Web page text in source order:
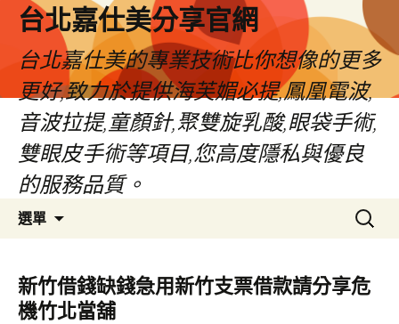
內
台北嘉仕美分享官網
台北嘉仕美的專業技術比你想像的更多
更好,致力於提供海芙媚必提,鳳凰電波,
音波拉提,童顏針,聚雙旋乳酸,眼袋手術,
雙眼皮手術等項目,您高度隱私與優良
的服務品質。
選單
搜
尋
鍵
字:
新竹借錢缺錢急用新竹支票借款請分享危
機竹北當舖